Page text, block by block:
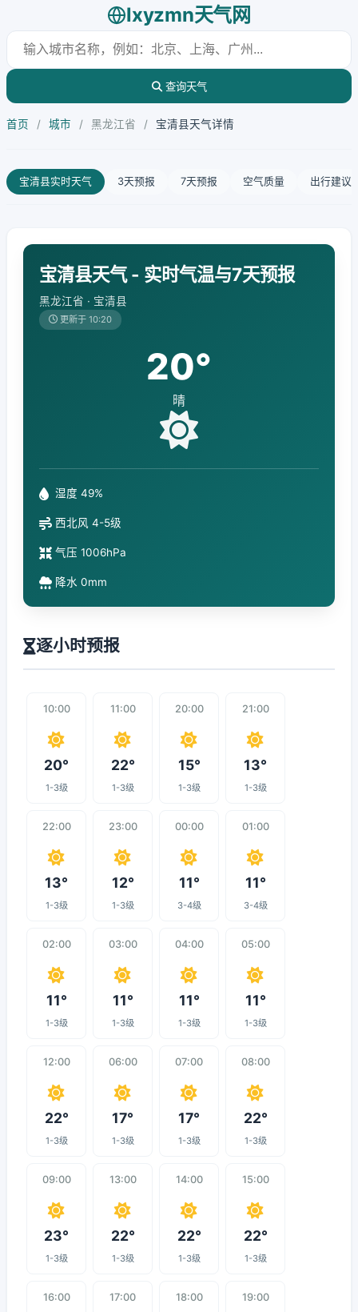
lxyzmn天气网
查询天气
首页 / 城市 / 黑龙江省 / 宝清县天气详情
宝清县实时天气 3天预报 7天预报 空气质量 出行建议
宝清县天气 - 实时气温与7天预报
黑龙江省 · 宝清县
更新于 10:20
20°
晴
湿度 49%
西北风 4-5级
气压 1006hPa
降水 0mm
逐小时预报
10:00
20°
1-3级
11:00
22°
1-3级
20:00
15°
1-3级
21:00
13°
1-3级
22:00
13°
1-3级
23:00
12°
1-3级
00:00
11°
3-4级
01:00
11°
3-4级
02:00
11°
1-3级
03:00
11°
1-3级
04:00
11°
1-3级
05:00
11°
1-3级
12:00
22°
1-3级
06:00
17°
1-3级
07:00
17°
1-3级
08:00
22°
1-3级
09:00
23°
1-3级
13:00
22°
1-3级
14:00
22°
1-3级
15:00
22°
1-3级
16:00 17:00 18:00 19:00